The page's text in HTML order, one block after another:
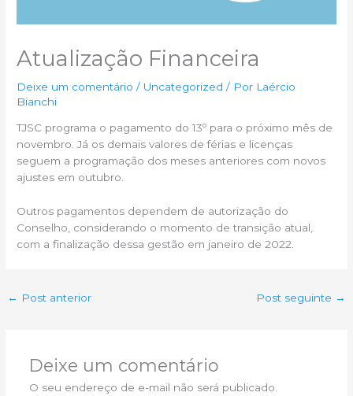
Atualização Financeira
Deixe um comentário / Uncategorized / Por Laércio
Bianchi
TJSC programa o pagamento do 13º para o próximo mês de
novembro. Já os demais valores de férias e licenças
seguem a programação dos meses anteriores com novos
ajustes em outubro.
Outros pagamentos dependem de autorização do
Conselho, considerando o momento de transição atual,
com a finalização dessa gestão em janeiro de 2022.
← Post anterior Post seguinte →
Deixe um comentário
O seu endereço de e-mail não será publicado.